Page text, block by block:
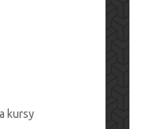
kursy